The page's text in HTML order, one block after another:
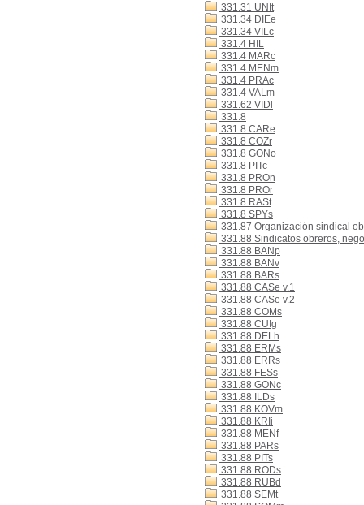
331.31 UNIt
331.34 DIEe
331.34 VILc
331.4 HIL
331.4 MARc
331.4 MENm
331.4 PRAc
331.4 VALm
331.62 VIDl
331.8
331.8 CARe
331.8 COZr
331.8 GONo
331.8 PITc
331.8 PROn
331.8 PROr
331.8 RASt
331.8 SPYs
331.87 Organización sindical
331.88 Sindicatos obreros,
331.88 BANp
331.88 BANv
331.88 BARs
331.88 CASe v.1
331.88 CASe v.2
331.88 COMs
331.88 CUIg
331.88 DELh
331.88 ERMs
331.88 ERRs
331.88 FESs
331.88 GONc
331.88 ILDs
331.88 KOVm
331.88 KRIi
331.88 MENf
331.88 PARs
331.88 PITs
331.88 RODs
331.88 RUBd
331.88 SEMt